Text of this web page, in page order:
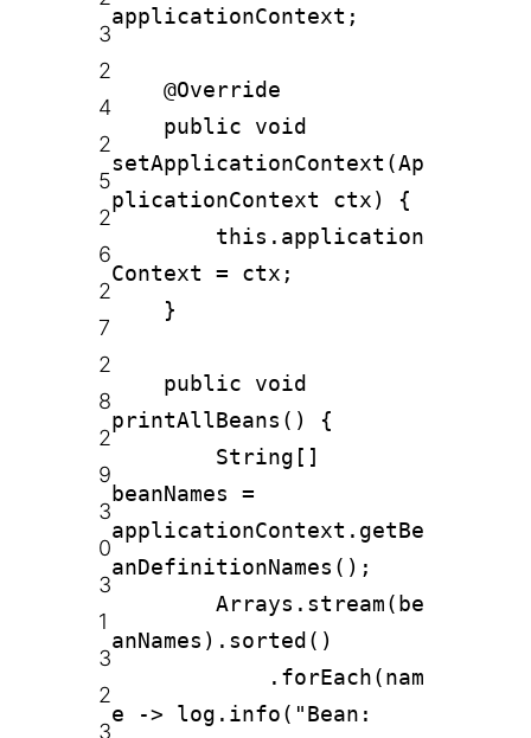
3
2
4
2
5
2
6
2
7
2
8
2
9
3
0
3
1
3
2
3
applicationContext;
@Override
public void
setApplicationContext(Ap
plicationContext ctx) {
this.application
Context = ctx;
}
public void
printAllBeans() {
String[]
beanNames =
applicationContext.getBe
anDefinitionNames();
Arrays.stream(be
anNames).sorted()
.forEach(nam
e -> log.info("Bean: